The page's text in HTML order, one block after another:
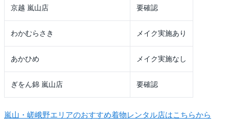
京越 嵐山店 要確認
わかむらさき メイク実施あり
あかひめ メイク実施なし
ぎをん錦 嵐山店 要確認
嵐山・嵯峨野エリアのおすすめ着物レンタル店はこちらから